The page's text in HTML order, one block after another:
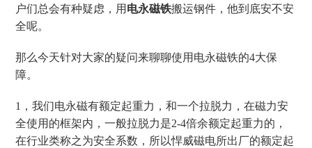
户们总会有种疑虑，用 电永磁铁搬运钢件，他到底安不安
全呢。
那么今天针对大家的疑问来聊聊使用电永磁铁的4大保
障。
1，我们电永磁有额定起重力，和一个拉脱力，在磁力安
全使用的框架内，一般拉脱力是2-4倍余额定起重力的，
在行业类称之为安全系数，所以悍威磁电所出厂的额定起